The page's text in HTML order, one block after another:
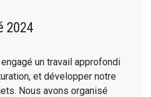
2024
un travail approfondi
et développer notre
Nous avons organisé